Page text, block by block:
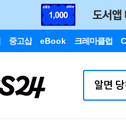
중고샵 eBook 크레마클럽